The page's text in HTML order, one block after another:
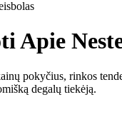
Apie
pokyčius, rinkos
degalų tiekėją.